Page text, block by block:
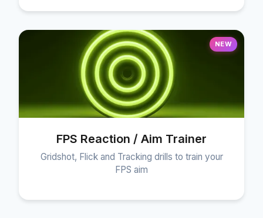
NEW
FPS Reaction / Aim Trainer
Gridshot, Flick and Tracking drills to train your
FPS aim